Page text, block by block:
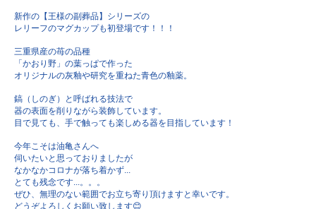
新作の【王様の副葬品】シリーズの
レリーフのマグカップも初登場です！！！
三重県産の苺の品種
「かおり野」の葉っぱで作った
オリジナルの灰釉や研究を重ねた青色の釉薬。
鎬（しのぎ）と呼ばれる技法で
器の表面を削りながら装飾しています。
目で見ても、手で触っても楽しめる器を目指しています！
今年こそは油亀さんへ
伺いたいと思っておりましたが
なかなかコロナが落ち着かず...
とても残念です...。。。
ぜひ、無理のない範囲でお立ち寄り 頂けますと幸いです。
どうぞよろしくお願い致します😊